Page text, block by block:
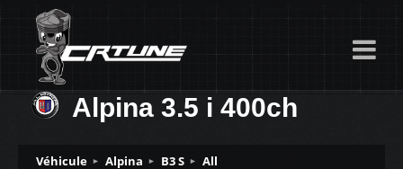
Alpina 3.5 i 400ch
Véhicule Alpina B3 S All